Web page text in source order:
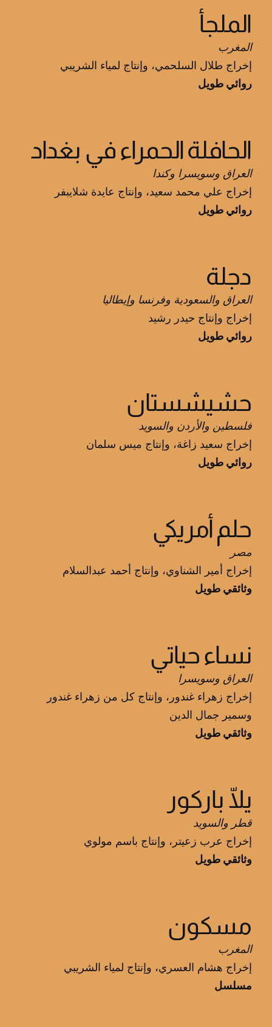
الملجأ
المغرب
إخراج طلال السلحمي، وإنتاج لمياء الشريبي
روائي طويل
الحافلة الحمراء في بغداد
العراق وسويسرا وكندا
إخراج علي محمد سعيد، وإنتاج عايدة شلايبفر
روائي طويل
دجلة
العراق والسعودية وفرنسا وإيطاليا
إخراج وإنتاج حيدر رشيد
روائي طويل
حشيشستان
فلسطين والأردن والسويد
إخراج سعيد زاغة، وإنتاج ميس سلمان
روائي طويل
حلم أمريكي
مصر
إخراج أمير الشناوي، وإنتاج أحمد عبدالسلام
وثائقي طويل
نساء حياتي
العراق وسويسرا
إخراج زهراء غندور، وإنتاج كل من زهراء غندور
وسمير جمال الدين
وثائقي طويل
يلّا باركور
قطر والسويد
إخراج عرب زعيتر، وإنتاج باسم مولوي
وثائقي طويل
مسكون
المغرب
إخراج هشام العسري، وإنتاج لمياء الشريبي
مسلسل